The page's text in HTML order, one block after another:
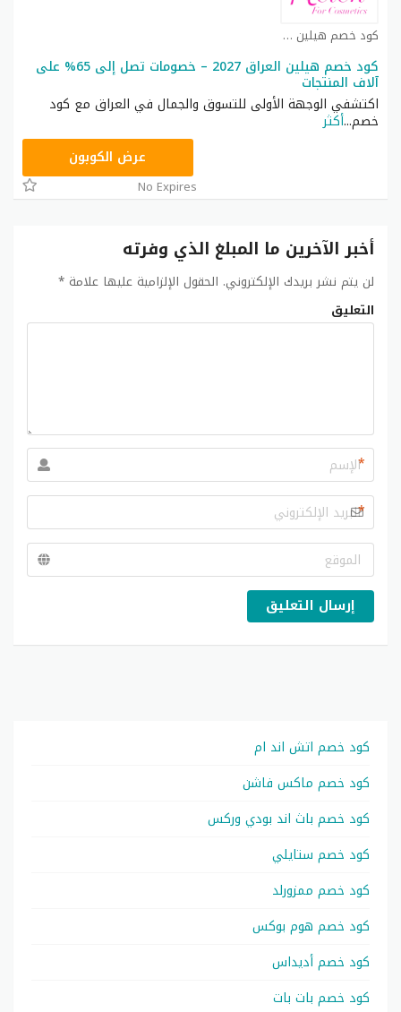
كود خصم هيلين كوزمتكس كوبون
كود خصم هيلين العراق 2027 – خصومات تصل إلى 65% على
آلاف المنتجات
اكتشفي الوجهة الأولى للتسوق والجمال في العراق مع كود
خصم...أكثر
HEL10عرض الكوبون
No Expires
أخبر الآخرين ما المبلغ الذي وفرته
لن يتم نشر بريدك الإلكتروني. الحقول الإلزامية عليها علامة *
التعليق
*
*
إرسال التعليق
كود خصم اتش اند ام
كود خصم ماكس فاشن
كود خصم باث اند بودي وركس
كود خصم ستايلي
كود خصم ممزورلد
كود خصم هوم بوكس
كود خصم أديداس
كود خصم بات بات